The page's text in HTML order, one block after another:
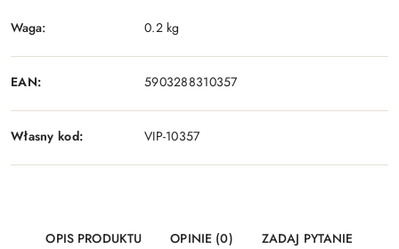
Waga: 0.2 kg
EAN: 5903288310357
Własny kod: VIP-10357
OPIS PRODUKTU OPINIE (0) ZADAJ PYTANIE